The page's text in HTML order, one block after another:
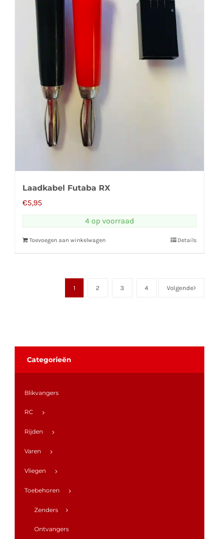
Laadkabel Futaba RX
€5,95
4 op voorraad
Toevoegen aan winkelwagen Details
1 2 3 4 Volgende
Categorieën
Blikvangers
RC
Rijden
Varen
Vliegen
Toebehoren
Zenders
Ontvangers